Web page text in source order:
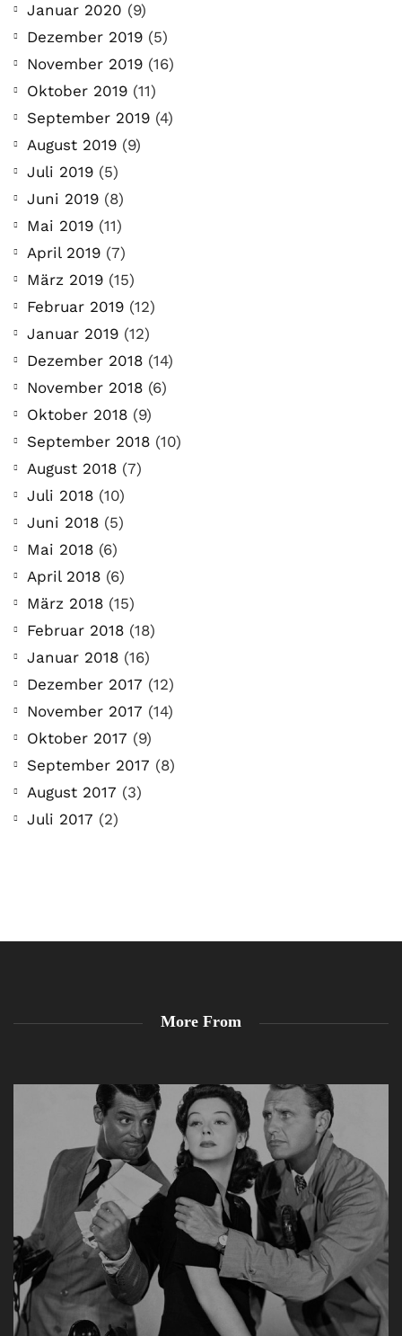
Januar 2020 (9)
Dezember 2019 (5)
November 2019 (16)
Oktober 2019 (11)
September 2019 (4)
August 2019 (9)
Juli 2019 (5)
Juni 2019 (8)
Mai 2019 (11)
April 2019 (7)
März 2019 (15)
Februar 2019 (12)
Januar 2019 (12)
Dezember 2018 (14)
November 2018 (6)
Oktober 2018 (9)
September 2018 (10)
August 2018 (7)
Juli 2018 (10)
Juni 2018 (5)
Mai 2018 (6)
April 2018 (6)
März 2018 (15)
Februar 2018 (18)
Januar 2018 (16)
Dezember 2017 (12)
November 2017 (14)
Oktober 2017 (9)
September 2017 (8)
August 2017 (3)
Juli 2017 (2)
More From